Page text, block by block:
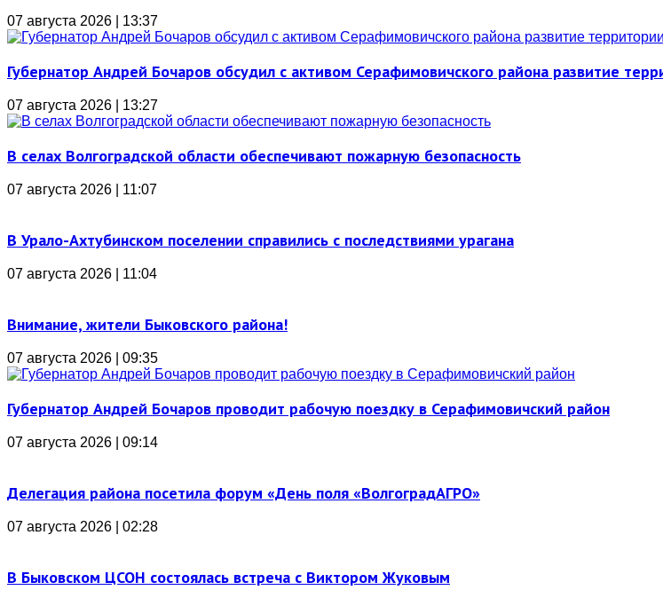
07 августа 2026 | 13:37
Губернатор Андрей Бочаров обсудил с активом Серафимовичского района развитие
07 августа 2026 | 13:27
В селах Волгоградской области обеспечивают пожарную безопасность
07 августа 2026 | 11:07
В Урало-Ахтубинском поселении справились с последствиями урагана
07 августа 2026 | 11:04
Внимание, жители Быковского района!
07 августа 2026 | 09:35
Губернатор Андрей Бочаров проводит рабочую поездку в Серафимовичский район
07 августа 2026 | 09:14
Делегация района посетила форум «День поля «ВолгоградАГРО»
07 августа 2026 | 02:28
В Быковском ЦСОН состоялась встреча с Виктором Жуковым